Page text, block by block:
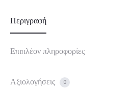
Περιγραφή
Επιπλέον πληροφορίες
Αξιολογήσεις 0